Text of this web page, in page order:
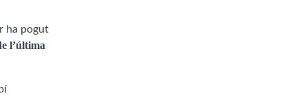
ha pogut
l’última